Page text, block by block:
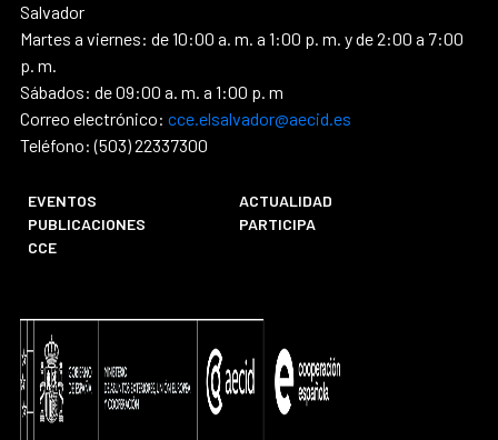
Salvador
Martes a viernes: de 10:00 a. m. a 1:00 p. m. y de 2:00 a 7:00
p. m.
Sábados: de 09:00 a. m. a 1:00 p. m
Correo electrónico: cce.elsalvador@aecid.es
Teléfono: (503) 22337300
EVENTOS
ACTUALIDAD
PUBLICACIONES
PARTICIPA
CCE